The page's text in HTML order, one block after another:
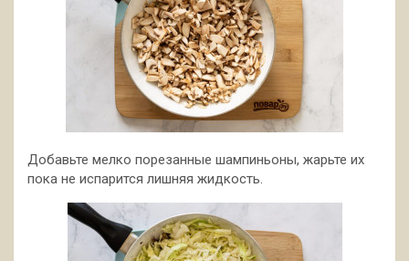
Добавьте мелко порезанные шампиньоны, жарьте их
пока не испарится лишняя жидкость.